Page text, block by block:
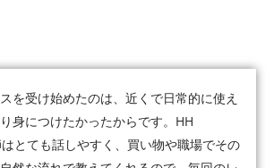
を受け始めたのは、近くで日常的に使え
身につけたかったからです。HH
とても話しやすく、買い物や職場でその